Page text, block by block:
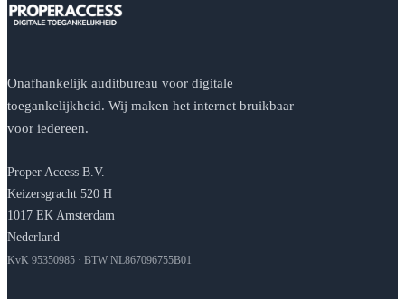
Onafhankelijk auditbureau voor digitale
toegankelijkheid. Wij maken het internet bruikbaar
voor iedereen.
Proper Access B.V.
Keizersgracht 520 H
1017 EK Amsterdam
Nederland
KvK 95350985 · BTW NL867096755B01